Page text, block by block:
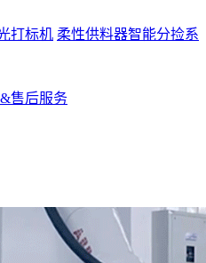
打标机 柔性供料器智能分捡系
售后服务